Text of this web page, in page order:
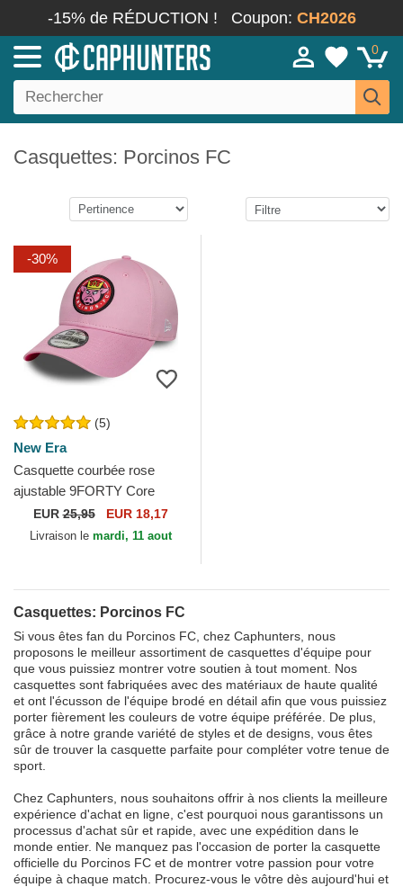
-15% de RÉDUCTION ! Coupon: CH2026
0
Casquettes: Porcinos FC
-30%
(5)
New Era
Casquette courbée rose
ajustable 9FORTY Core
Porcinos FC Kings League
New Era
EUR25,95 EUR 18,17
Livraison le mardi, 11 aout
Casquettes: Porcinos FC
Si vous êtes fan du Porcinos FC, chez Caphunters, nous
proposons le meilleur assortiment de casquettes d'équipe pour
que vous puissiez montrer votre soutien à tout moment. Nos
casquettes sont fabriquées avec des matériaux de haute qualité
et ont l'écusson de l'équipe brodé en détail afin que vous puissiez
porter fièrement les couleurs de votre équipe préférée. De plus,
grâce à notre grande variété de styles et de designs, vous êtes
sûr de trouver la casquette parfaite pour compléter votre tenue de
sport.
Chez Caphunters, nous souhaitons offrir à nos clients la meilleure
expérience d'achat en ligne, c'est pourquoi nous garantissons un
processus d'achat sûr et rapide, avec une expédition dans le
monde entier. Ne manquez pas l'occasion de porter la casquette
officielle du Porcinos FC et de montrer votre passion pour votre
équipe à chaque match. Procurez-vous le vôtre dès aujourd'hui et